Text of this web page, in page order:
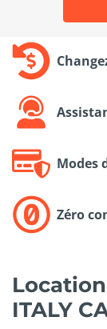
Modes
Zéro
ITALY